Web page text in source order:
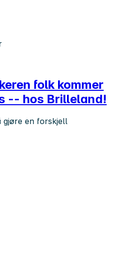
folk kommer
-- hos Brilleland!
gjøre en forskjell